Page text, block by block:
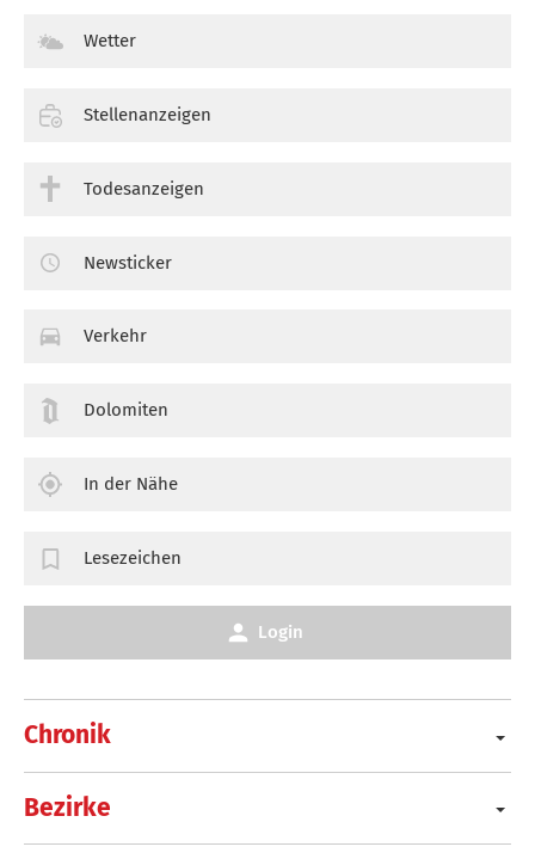
Chronik
Bezirke
Wetter
Stellenanzeigen
Todesanzeigen
Newsticker
Verkehr
Dolomiten
In der Nähe
Lesezeichen
Login